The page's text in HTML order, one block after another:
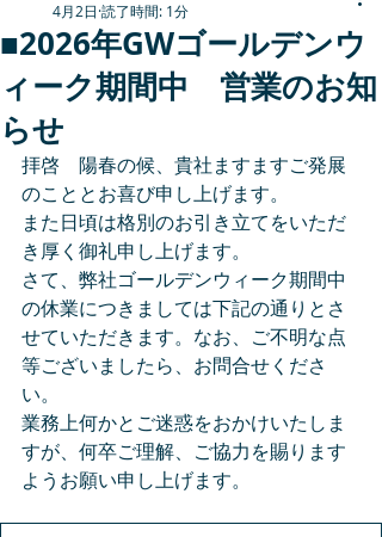
■2026年GWゴールデンウ
ィーク期間中 営業のお知
らせ
4月2日 読了時間: 1分
拝啓　陽春の候、貴社ますますご発展
のこととお喜び申し上げます。
また日頃は格別のお引き立てをいただ
き厚く御礼申し上げます。
さて、弊社ゴールデンウィーク期間中
の休業につきましては下記の通りとさ
せていただきます。なお、ご不明な点
等ございましたら、お問合せくださ
い。
業務上何かとご迷惑をおかけいたしま
すが、何卒ご理解、ご協力を賜ります
ようお願い申し上げます。